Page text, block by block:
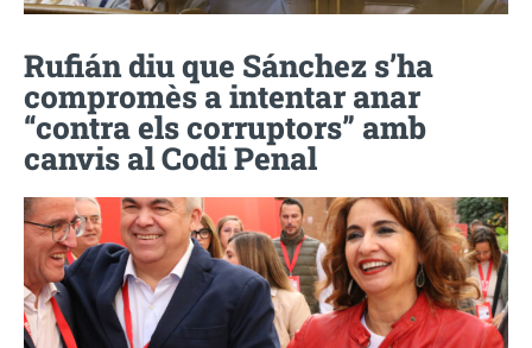
Rufián diu que Sánchez s’ha
compromès a intentar anar
“contra els corruptors” amb
canvis al Codi Penal